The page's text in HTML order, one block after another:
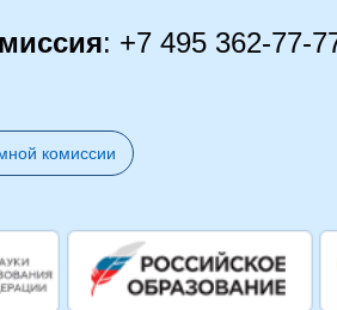
: +7 495 362-77-
комиссии